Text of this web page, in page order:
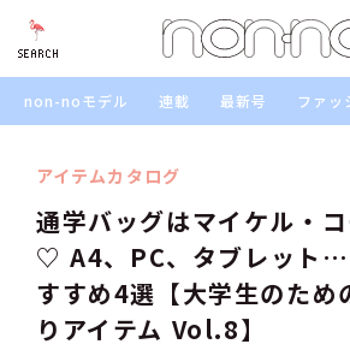
SEARCH
non-noモデル 連載 最新号 ファッ
アイテムカタログ
通学バッグはマイケル・
♡ A4、PC、タブレット…
すすめ4選【大学生のため
りアイテム Vol.8】